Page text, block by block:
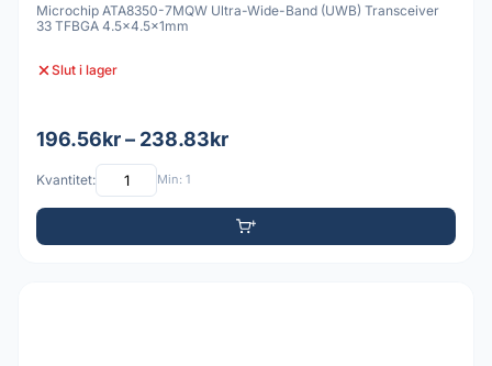
Microchip ATA8350-7MQW Ultra-Wide-Band (UWB) Transceiver
33 TFBGA 4.5x4.5x1mm
Slut i lager
196.56kr – 238.83kr
Kvantitet: Min: 1